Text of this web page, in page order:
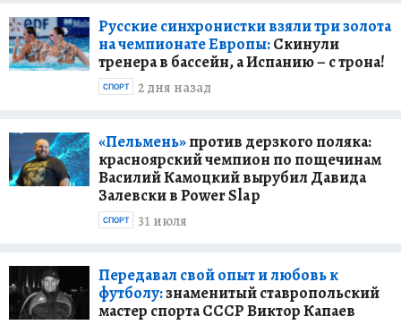
Русские синхронистки взяли три золота
на чемпионате Европы:Скинули
тренера в бассейн, а Испанию – с трона!
2 дня назад
СПОРТ
«Пельмень»против дерзкого поляка:
красноярский чемпион по пощечинам
Василий Камоцкий вырубил Давида
Залевски в Power Slap
31 июля
СПОРТ
Передавал свой опыт и любовь к
футболу:знаменитый ставропольский
мастер спорта СССР Виктор Капаев